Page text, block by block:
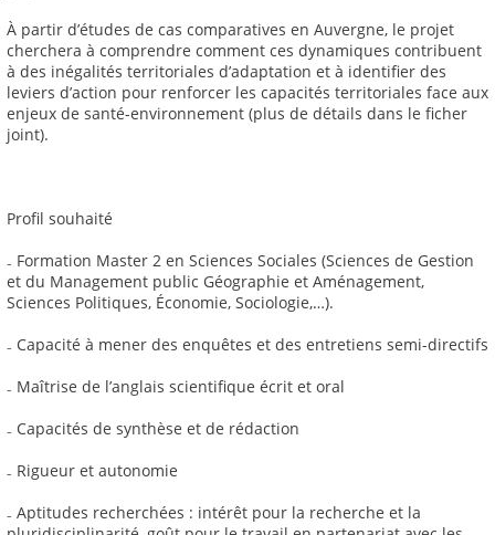
À partir d’études de cas comparatives en Auvergne, le projet
cherchera à comprendre comment ces dynamiques contribuent
à des inégalités territoriales d’adaptation et à identifier des
leviers d’action pour renforcer les capacités territoriales face aux
enjeux de santé-environnement (plus de détails dans le ficher
joint).
Profil souhaité
₋ Formation Master 2 en Sciences Sociales (Sciences de Gestion
et du Management public Géographie et Aménagement,
Sciences Politiques, Économie, Sociologie,…).
₋ Capacité à mener des enquêtes et des entretiens semi-directifs
₋ Maîtrise de l’anglais scientifique écrit et oral
₋ Capacités de synthèse et de rédaction
₋ Rigueur et autonomie
₋ Aptitudes recherchées : intérêt pour la recherche et la